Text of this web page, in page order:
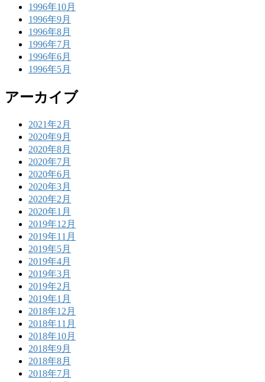
1996年10月
1996年9月
1996年8月
1996年7月
1996年6月
1996年5月
アーカイブ
2021年2月
2020年9月
2020年8月
2020年7月
2020年6月
2020年3月
2020年2月
2020年1月
2019年12月
2019年11月
2019年5月
2019年4月
2019年3月
2019年2月
2019年1月
2018年12月
2018年11月
2018年10月
2018年9月
2018年8月
2018年7月